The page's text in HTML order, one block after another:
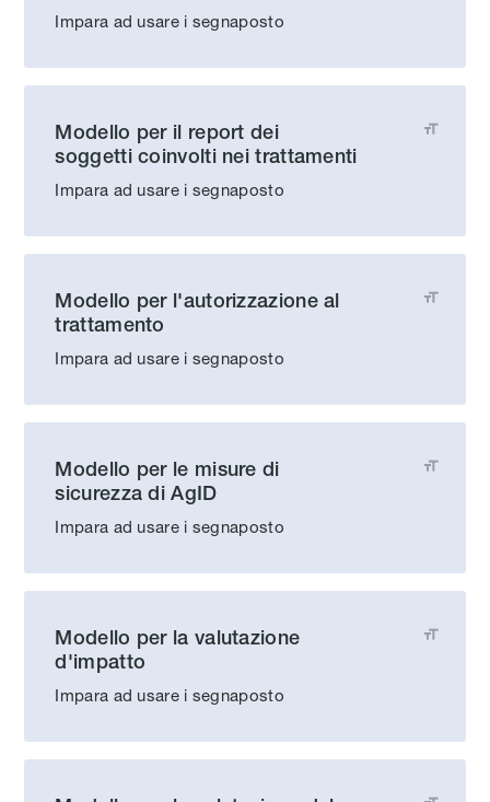
Impara ad usare i segnaposto
Modello per il report dei
soggetti coinvolti nei trattamenti
Impara ad usare i segnaposto

Modello per l'autorizzazione al
trattamento
Impara ad usare i segnaposto

Modello per le misure di
sicurezza di AgID
Impara ad usare i segnaposto

Modello per la valutazione
d'impatto
Impara ad usare i segnaposto
